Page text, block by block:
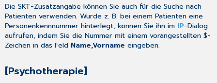
Die SKT-Zusatzangabe können Sie auch für die Suche nach
Patienten verwenden. Wurde z. B. bei einem Patienten eine
Personenkennnummer hinterlegt, können Sie ihn im IP-Dialog
aufrufen, indem Sie die Nummer mit einem vorangestellten $-
Zeichen in das Feld Name,Vorname eingeben.
[Psychotherapie]